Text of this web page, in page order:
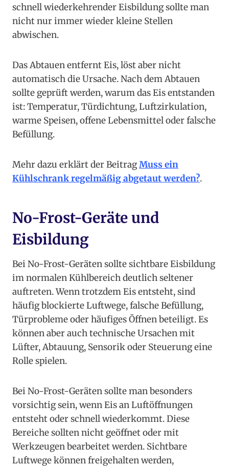
schnell wiederkehrender Eisbildung sollte man
nicht nur immer wieder kleine Stellen
abwischen.
Das Abtauen entfernt Eis, löst aber nicht
automatisch die Ursache. Nach dem Abtauen
sollte geprüft werden, warum das Eis entstanden
ist: Temperatur, Türdichtung, Luftzirkulation,
warme Speisen, offene Lebensmittel oder falsche
Befüllung.
Mehr dazu erklärt der BeitragMuss ein
Kühlschrank regelmäßig abgetaut werden?.
No-Frost-Geräte und
Eisbildung
Bei No-Frost-Geräten sollte sichtbare Eisbildung
im normalen Kühlbereich deutlich seltener
auftreten. Wenn trotzdem Eis entsteht, sind
häufig blockierte Luftwege, falsche Befüllung,
Türprobleme oder häufiges Öffnen beteiligt. Es
können aber auch technische Ursachen mit
Lüfter, Abtauung, Sensorik oder Steuerung eine
Rolle spielen.
Bei No-Frost-Geräten sollte man besonders
vorsichtig sein, wenn Eis an Luftöffnungen
entsteht oder schnell wiederkommt. Diese
Bereiche sollten nicht geöffnet oder mit
Werkzeugen bearbeitet werden. Sichtbare
Luftwege können freigehalten werden,